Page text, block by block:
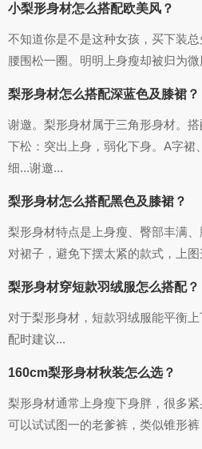
小梨形身材怎么搭配欧美风？
不知道你是不是这种女孩，买下装
腰围松一圈。明明上身瘦却被归为
梨形身材怎么搭配深蓝色及膝裙？
谢邀。梨形身材属于三角形身材。
下松：突出上身，弱化下身。A字裙
细...谢邀...
梨形身材怎么搭配黑色及膝裙？
梨形身材特点是上身瘦、臀部丰满
对裙子，避免下摆太紧的款式，上图
梨形身材穿短款羽绒服怎么搭配？
对于梨形身材，短款羽绒服能平衡
配时建议...
160cm梨形身材秋装怎么选？
梨形身材通常上身瘦下身胖，很多
可以试试图一的老爹裤，类似锥形